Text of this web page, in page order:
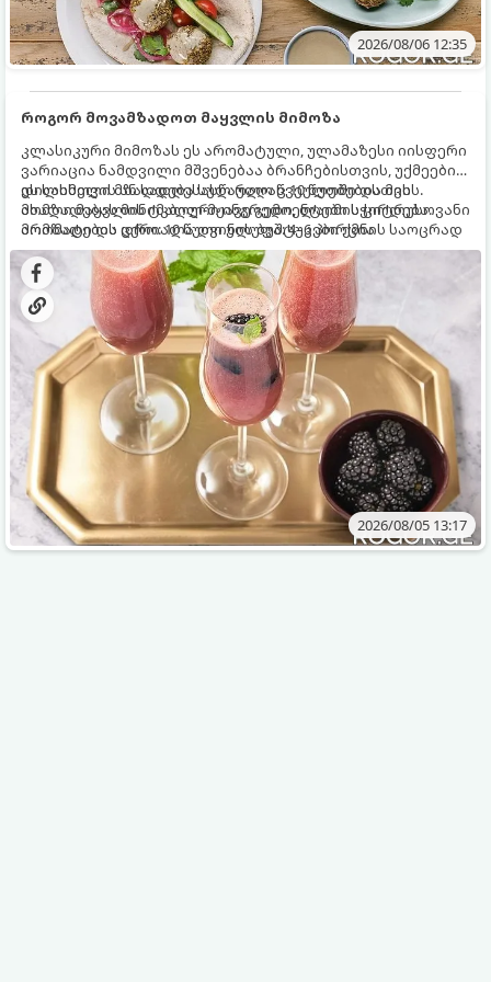
2026/08/06 12:35
როგორ მოვამზადოთ მაყვლის მიმოზა
კლასიკური მიმოზას ეს არომატული, ულამაზესი იისფერი
ვარიაცია ნამდვილი მშვენებაა ბრანჩებისთვის, უქმეების
დილისთვის ან სადღესასწაულო წვეულებებისთვის.
ახალი მაყვლის ტკბილ-მჟავე გემო, ლაიმის ციტრუსოვანი
არომატი და ცქრიალა ღვინის ბუშტუკები ქმნის საოცრად
დახვეწილ და მაგრილებელ კოქტეილს.
ეს სასმელი მზადდება სულ რაღაც 10 წუთში და მის
მომზადებას მინიმალური ინგრედიენტები სჭირდება.
მომზადების დრო: 10 წუთი ულუფა: 4–6 პორცია
2026/08/05 13:17